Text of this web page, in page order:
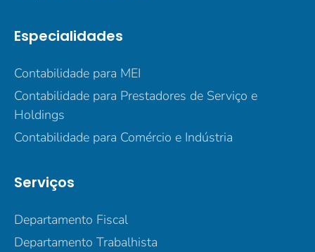
Especialidades
Contabilidade para MEI
Contabilidade para Prestadores de Serviço e
Holdings
Contabilidade para Comércio e Indústria
Serviços
Departamento Fiscal
Departamento Trabalhista